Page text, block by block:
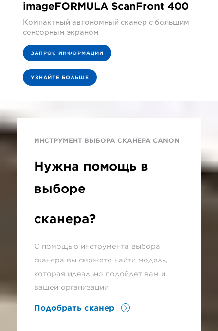
imageFORMULA ScanFront 400
Компактный автономный сканер с большим
сенсорным экраном
ЗАПРОС ИНФОРМАЦИИ
УЗНАЙТЕ БОЛЬШЕ
ИНСТРУМЕНТ ВЫБОРА СКАНЕРА CANON
Нужна помощь в
выборе
сканера?
С помощью инструмента выбора
сканера вы сможете найти модель,
которая идеально подойдет вам и
вашей организации
Подобрать сканер